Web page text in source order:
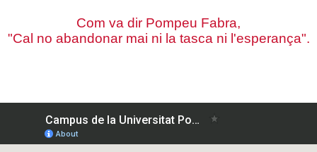
Com va dir Pompeu Fabra,
"Cal no abandonar mai ni la tasca ni l'esperança".